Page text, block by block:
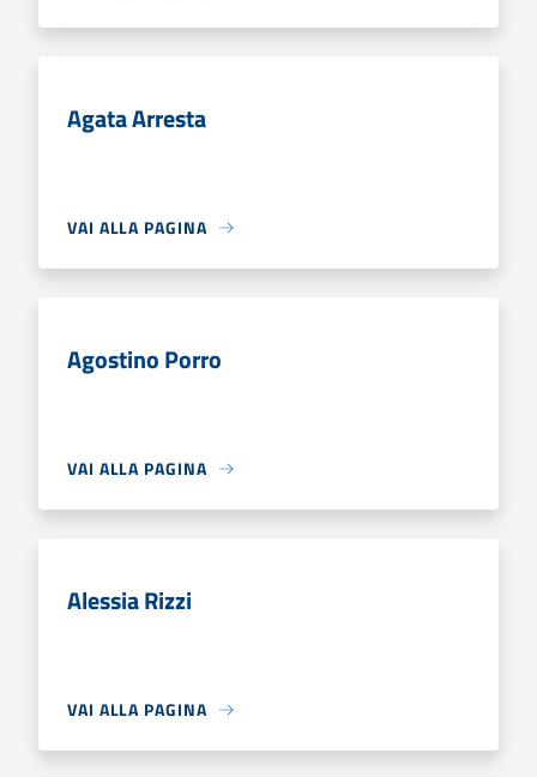
Agata Arresta
VAI ALLA PAGINA
Agostino Porro
VAI ALLA PAGINA
Alessia Rizzi
VAI ALLA PAGINA